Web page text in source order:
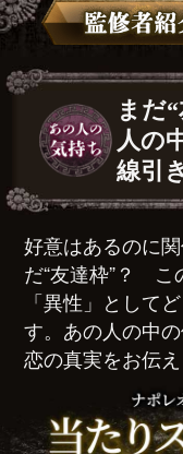
まだ
人の
線引
好意はあるのに
だ“友達枠”？ こ
「異性」として
す。あの人の中
恋の真実をお伝え